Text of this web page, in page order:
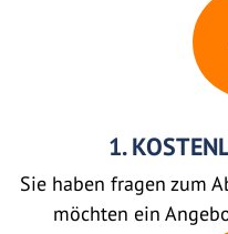
1.
Sie haben fragen zum
möchten ein